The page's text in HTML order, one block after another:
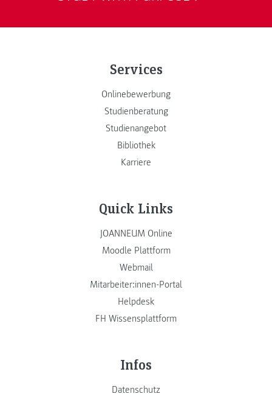
Services
Onlinebewerbung
Studienberatung
Studienangebot
Bibliothek
Karriere
Quick Links
JOANNEUM Online
Moodle Plattform
Webmail
Mitarbeiter:innen-Portal
Helpdesk
FH Wissensplattform
Infos
Datenschutz